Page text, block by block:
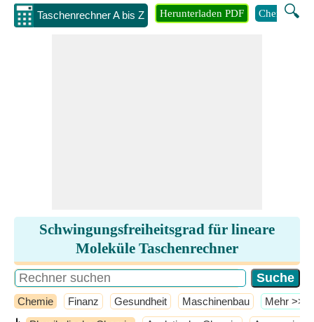
Taschenrechner A bis Z 🔍
Herunterladen PDF Chemie
Schwingungsfreiheitsgrad für lineare
Moleküle Taschenrechner
Chemie Finanz Gesundheit Maschinenbau ​Mehr >>